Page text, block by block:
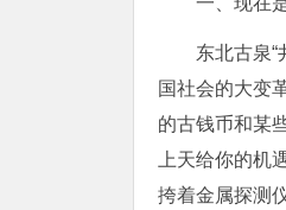
东北古泉
国社会的大变
的古钱币和某
上天给你的机
挎着金属探测